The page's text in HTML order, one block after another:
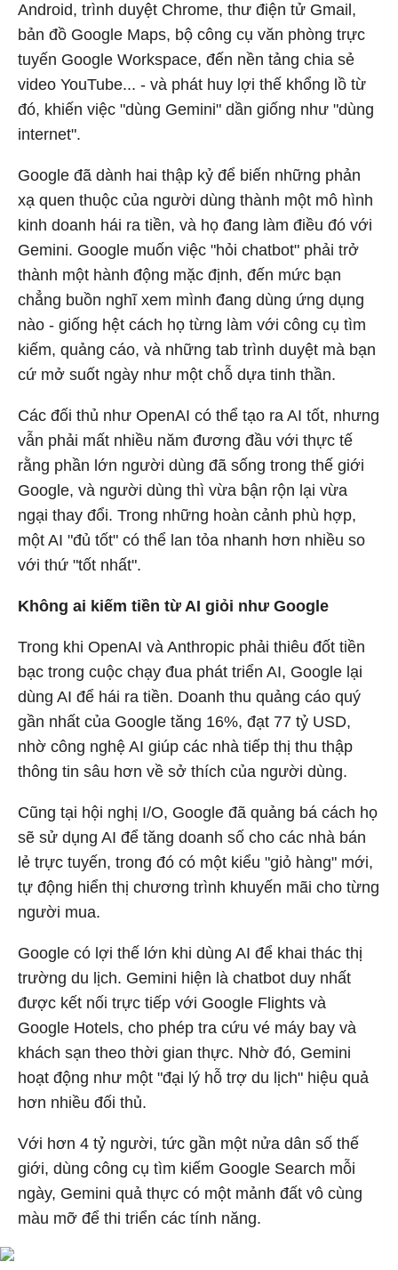
Android, trình duyệt Chrome, thư điện tử Gmail,
bản đồ Google Maps, bộ công cụ văn phòng trực
tuyến Google Workspace, đến nền tảng chia sẻ
video YouTube... - và phát huy lợi thế khổng lồ từ
đó, khiến việc "dùng Gemini" dần giống như "dùng
internet".
Google đã dành hai thập kỷ để biến những phản
xạ quen thuộc của người dùng thành một mô hình
kinh doanh hái ra tiền, và họ đang làm điều đó với
Gemini. Google muốn việc "hỏi chatbot" phải trở
thành một hành động mặc định, đến mức bạn
chẳng buồn nghĩ xem mình đang dùng ứng dụng
nào - giống hệt cách họ từng làm với công cụ tìm
kiếm, quảng cáo, và những tab trình duyệt mà bạn
cứ mở suốt ngày như một chỗ dựa tinh thần.
Các đối thủ như OpenAI có thể tạo ra AI tốt, nhưng
vẫn phải mất nhiều năm đương đầu với thực tế
rằng phần lớn người dùng đã sống trong thế giới
Google, và người dùng thì vừa bận rộn lại vừa
ngại thay đổi. Trong những hoàn cảnh phù hợp,
một AI "đủ tốt" có thể lan tỏa nhanh hơn nhiều so
với thứ "tốt nhất".
Không ai kiếm tiền từ AI giỏi như Google
Trong khi OpenAI và Anthropic phải thiêu đốt tiền
bạc trong cuộc chạy đua phát triển AI, Google lại
dùng AI để hái ra tiền. Doanh thu quảng cáo quý
gần nhất của Google tăng 16%, đạt 77 tỷ USD,
nhờ công nghệ AI giúp các nhà tiếp thị thu thập
thông tin sâu hơn về sở thích của người dùng.
Cũng tại hội nghị I/O, Google đã quảng bá cách họ
sẽ sử dụng AI để tăng doanh số cho các nhà bán
lẻ trực tuyến, trong đó có một kiểu "giỏ hàng" mới,
tự động hiển thị chương trình khuyến mãi cho từng
người mua.
Google có lợi thế lớn khi dùng AI để khai thác thị
trường du lịch. Gemini hiện là chatbot duy nhất
được kết nối trực tiếp với Google Flights và
Google Hotels, cho phép tra cứu vé máy bay và
khách sạn theo thời gian thực. Nhờ đó, Gemini
hoạt động như một "đại lý hỗ trợ du lịch" hiệu quả
hơn nhiều đối thủ.
Với hơn 4 tỷ người, tức gần một nửa dân số thế
giới, dùng công cụ tìm kiếm Google Search mỗi
ngày, Gemini quả thực có một mảnh đất vô cùng
màu mỡ để thi triển các tính năng.